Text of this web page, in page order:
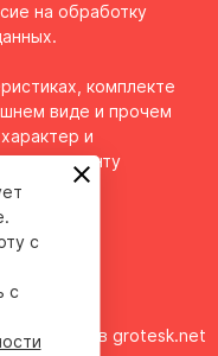
на обработку
комплекте
виде и прочем
и
к моменту
Сделано в grotesk.net
с
с